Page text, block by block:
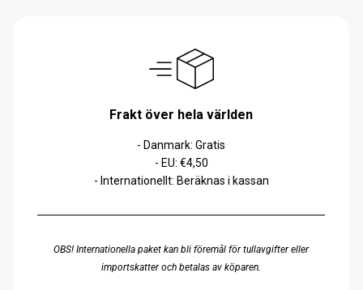
Frakt över hela världen
- Danmark: Gratis
- EU: €4,50
- Internationellt: Beräknas i kassan
OBS! Internationella paket kan bli föremål för tullavgifter eller
importskatter och betalas av köparen.